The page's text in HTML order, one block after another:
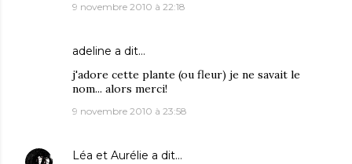
9 novembre 2010 à 22:18
adeline a dit…
j'adore cette plante (ou fleur) je ne savait le
nom... alors merci!
9 novembre 2010 à 23:58
Léa et Aurélie a dit…